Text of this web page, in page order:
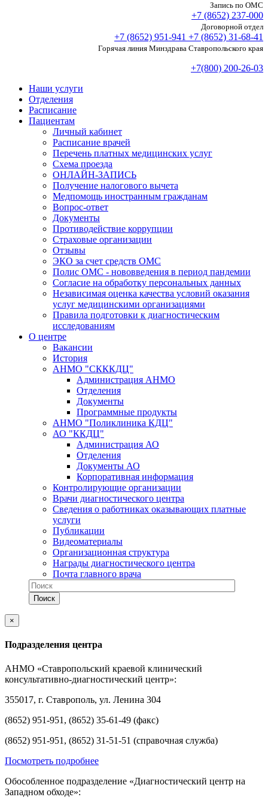
Запись по ОМС
+7 (8652) 237-000
Договорной отдел
+7 (8652) 951-941 +7 (8652) 31-68-41
Горячая линия Минздрава Ставропольского края
+7(800) 200-26-03
Наши услуги
Отделения
Расписание
Пациентам
Личный кабинет
Расписание врачей
Перечень платных медицинских услуг
Схема проезда
ОНЛАЙН-ЗАПИСЬ
Получение налогового вычета
Медпомощь иностранным гражданам
Вопрос-ответ
Документы
Противодействие коррупции
Страховые организации
Отзывы
ЭКО за счет средств ОМС
Полис ОМС - нововведения в период пандемии
Согласие на обработку персональных данных
Независимая оценка качества условий оказания
услуг медицинскими организациями
Правила подготовки к диагностическим
исследованиям
О центре
Вакансии
История
АНМО "СКККДЦ"
Администрация АНМО
Отделения
Документы
Программные продукты
АНМО "Поликлиника КДЦ"
АО "ККДЦ"
Администрация АО
Отделения
Документы АО
Корпоративная информация
Контролирующие организации
Врачи диагностического центра
Сведения о работниках оказывающих платные
услуги
Публикации
Видеоматериалы
Организационная структура
Награды диагностического центра
Почта главного врача
×
Подразделения центра
АНМО «Ставропольский краевой клинический
консультативно-диагностический центр»:
355017, г. Ставрополь, ул. Ленина 304
(8652) 951-951, (8652) 35-61-49 (факс)
(8652) 951-951, (8652) 31-51-51 (справочная служба)
Посмотреть подробнее
Обособленное подразделение «Диагностический центр на
Западном обходе»: